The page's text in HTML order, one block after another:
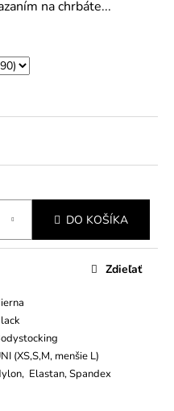
na chrbáte...
DO KOŠÍKA
(XS,S,M, menšie L)
Elastan, Spandex
Zdieľať